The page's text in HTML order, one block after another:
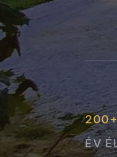
200+
ÉV